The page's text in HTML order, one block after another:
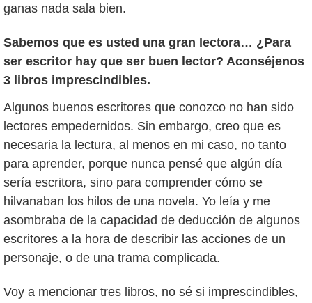
ganas nada sala bien.
Sabemos que es usted una gran lectora… ¿Para
ser escritor hay que ser buen lector? Aconséjenos
3 libros imprescindibles.
Algunos buenos escritores que conozco no han sido
lectores empedernidos. Sin embargo, creo que es
necesaria la lectura, al menos en mi caso, no tanto
para aprender, porque nunca pensé que algún día
sería escritora, sino para comprender cómo se
hilvanaban los hilos de una novela. Yo leía y me
asombraba de la capacidad de deducción de algunos
escritores a la hora de describir las acciones de un
personaje, o de una trama complicada.
Voy a mencionar tres libros, no sé si imprescindibles,